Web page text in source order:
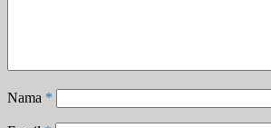
Nama *